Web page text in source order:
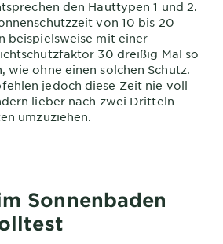
den Hauttypen 1 und 2.
von 10 bis 20
beispielsweise mit einer
30 dreißig Mal so
wie ohne einen solchen Schutz.
jedoch diese Zeit nie voll
lieber nach zwei Dritteln
umzuziehen.
Sonnenbaden